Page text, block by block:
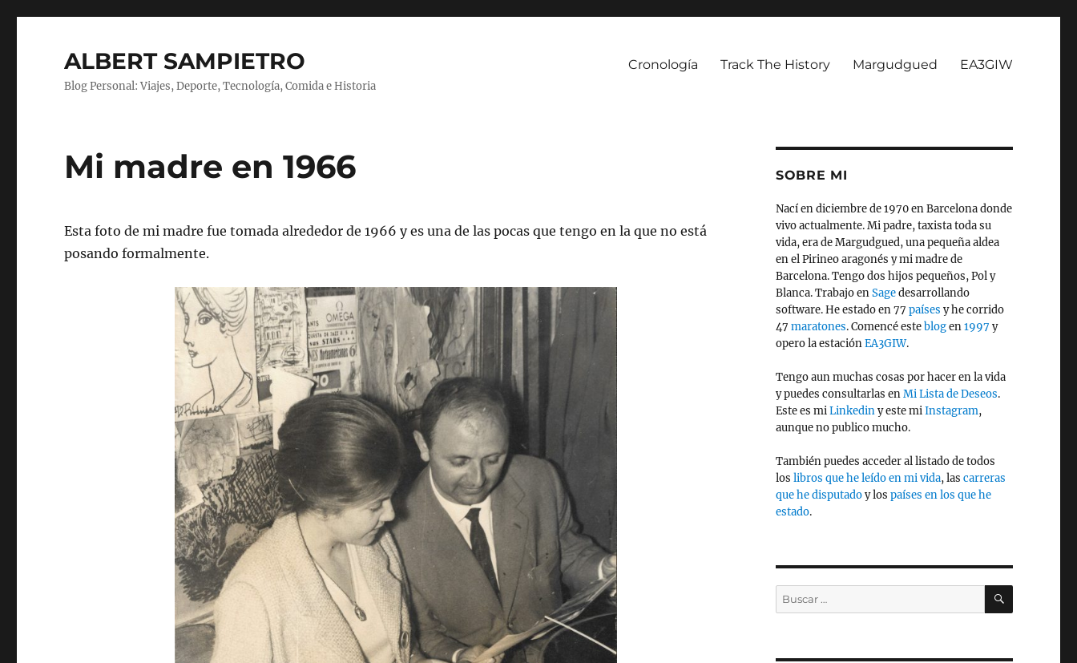
ALBERT SAMPIETRO
Blog Personal: Viajes, Deporte, Tecnología, Comida e Historia
Cronología Track The History Margudgued EA3GIW
Mi madre en 1966
Esta foto de mi madre fue tomada alrededor de 1966 y es una de las pocas que tengo en la que no está
posando formalmente.
SOBRE MI
Nací en diciembre de 1970 en Barcelona donde
vivo actualmente. Mi padre, taxista toda su
vida, era de Margudgued, una pequeña aldea
en el Pirineo aragonés y mi madre de
Barcelona. Tengo dos hijos pequeños, Pol y
Blanca. Trabajo enSagedesarrollando
software. He estado en 77 países y he corrido
47 maratones. Comencé esteblogen1997 y
opero la estaciónEA3GIW.
Tengo aun muchas cosas por hacer en la vida
y puedes consultarlas enMi Lista de Deseos.
Este es miLinkediny este miInstagram,
aunque no publico mucho.
También puedes acceder al listado de todos
los libros que he leído en mi vida, las carreras
que he disputadoy los países en los que he
estado.
Buscar
por:
BUSCAR